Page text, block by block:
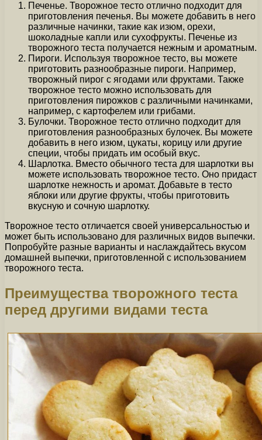
Печенье. Творожное тесто отлично подходит для
приготовления печенья. Вы можете добавить в него
различные начинки, такие как изюм, орехи,
шоколадные капли или сухофрукты. Печенье из
творожного теста получается нежным и ароматным.
Пироги. Используя творожное тесто, вы можете
приготовить разнообразные пироги. Например,
творожный пирог с ягодами или фруктами. Также
творожное тесто можно использовать для
приготовления пирожков с различными начинками,
например, с картофелем или грибами.
Булочки. Творожное тесто отлично подходит для
приготовления разнообразных булочек. Вы можете
добавить в него изюм, цукаты, корицу или другие
специи, чтобы придать им особый вкус.
Шарлотка. Вместо обычного теста для шарлотки вы
можете использовать творожное тесто. Оно придаст
шарлотке нежность и аромат. Добавьте в тесто
яблоки или другие фрукты, чтобы приготовить
вкусную и сочную шарлотку.
Творожное тесто отличается своей универсальностью и
может быть использовано для различных видов выпечки.
Попробуйте разные варианты и наслаждайтесь вкусом
домашней выпечки, приготовленной с использованием
творожного теста.
Преимущества творожного теста
перед другими видами теста